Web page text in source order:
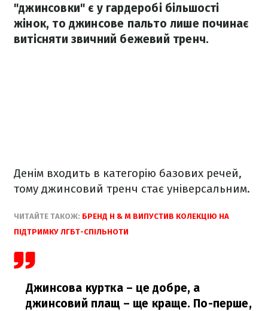
"джинсовки" є у гардеробі більшості
жінок, то джинсове пальто лише починає
витісняти звичний бежевий тренч.
Денім входить в категорію базових речей,
тому джинсовий тренч стає універсальним.
ЧИТАЙТЕ ТАКОЖ: БРЕНД H & M ВИПУСТИВ КОЛЕКЦІЮ НА
ПІДТРИМКУ ЛГБТ-СПІЛЬНОТИ
Джинсова куртка – це добре, а
джинсовий плащ – ще краще. По-перше,